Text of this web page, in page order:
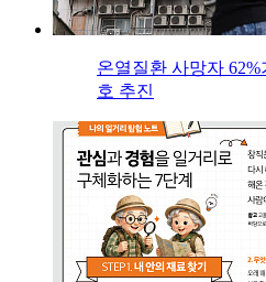
온열질환 사망자
호 추진